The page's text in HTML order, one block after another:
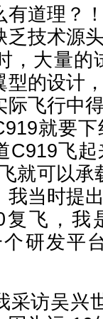
有道理？
乏技术源
，大量的
型的设计
际飞行中
就要
C919飞
就可以
我当时提
复飞，我
研发平
采访吴兴